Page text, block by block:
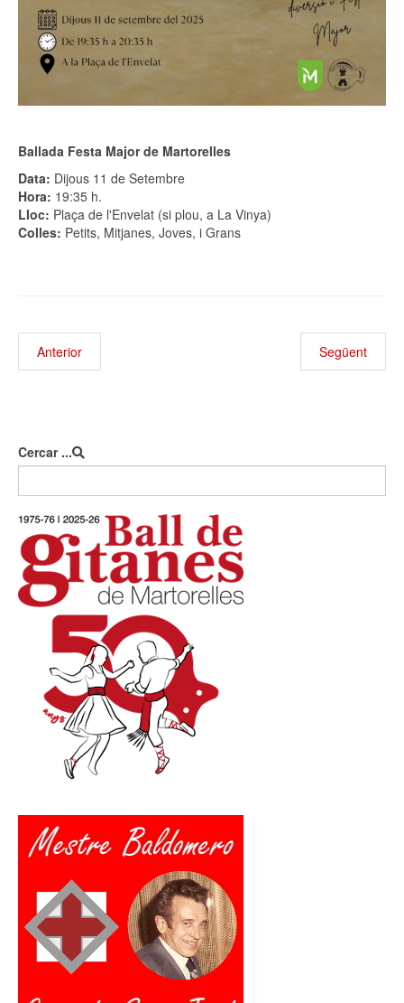
Ballada Festa Major de Martorelles
Data: Dijous 11 de Setembre
Hora: 19:35 h.
Lloc: Plaça de l'Envelat (si plou, a La Vinya)
Colles: Petits, Mitjanes, Joves, i Grans
Anterior Següent
Cercar ...